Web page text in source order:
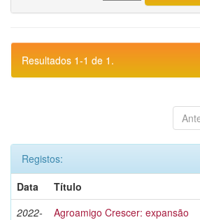
Resultados 1-1 de 1.
Registos:
Data
Título
2022-
Agroamigo Crescer: expansão